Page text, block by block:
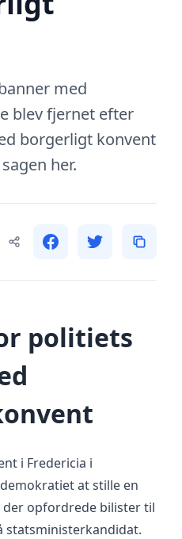
med
blev fjernet efter
borgerligt konvent
her.
politiets
i Fredericia i
at stille en
der opfordrede bilister til
statsministerkandidat.